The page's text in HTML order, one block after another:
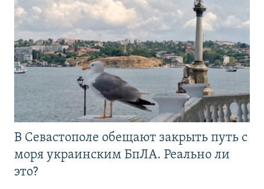
В Севастополе обещают закрыть путь с
моря украинским БпЛА. Реально ли
это?